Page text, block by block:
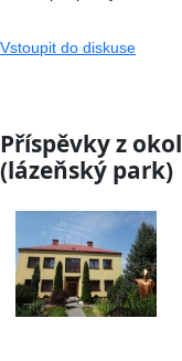
Vstoupit do diskuse
Příspěvky z
(lázeňský park)